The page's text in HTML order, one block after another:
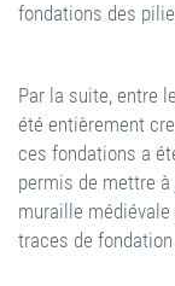
fondations des
Par la suite, entre
été entièrement
ces fondations a
permis de mettre
muraille
traces de